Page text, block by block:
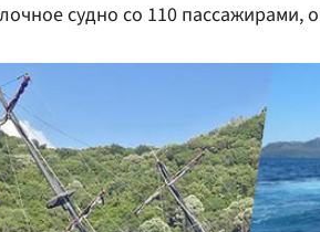
судно со 110 пассажирами,